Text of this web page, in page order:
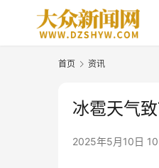
首页 资讯
冰雹天气
2025年5月10日